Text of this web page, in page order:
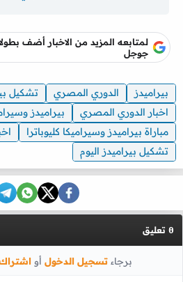
لمتابعه المزيد من الاخبار أضف
جوجل
بيراميدز الدوري المصري
تشكيل
اخبار الدوري المصري
بيراميدز
مباراة بيراميدز وسيراميكا كليوباترا
تشكيل بيراميدز اليوم
0 تعليق
برجاءتسجيل الدخول أو